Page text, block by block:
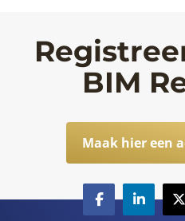
BIM
Maak hier een